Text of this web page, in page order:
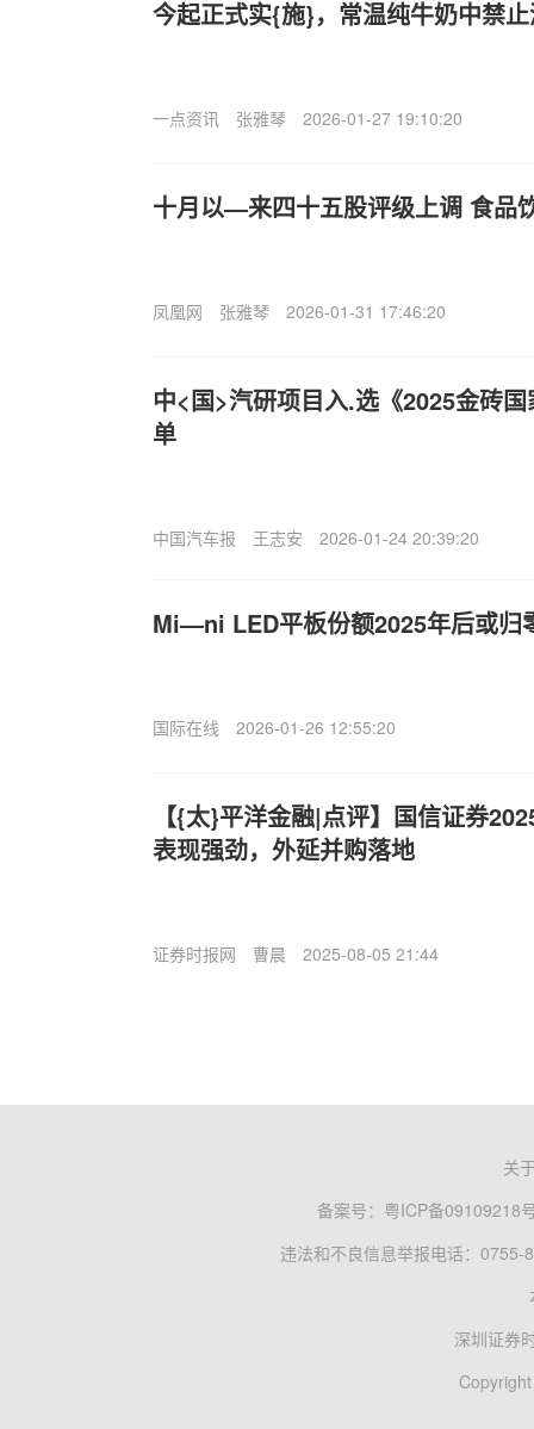
今起正式实{施}，常温纯牛奶中禁
一点资讯 张雅琴 2026-01-27 19:10:20
十月以—来四十五股评级上调 食品
凤凰网 张雅琴 2026-01-31 17:46:20
中<国>汽研项目入.选《2025金砖
单
中国汽车报 王志安 2026-01-24 20:39:20
Mi—ni LED平板份额2025年后或归
国际在线 2026-01-26 12:55:20
【{太}平洋金融|点评】国信证券
表现强劲，外延并购落地
证券时报网 曹晨 2025-08-05 21:44
关
备案号： 粤ICP备09109218
违法和不良信息举报电话：0755-
深圳证券